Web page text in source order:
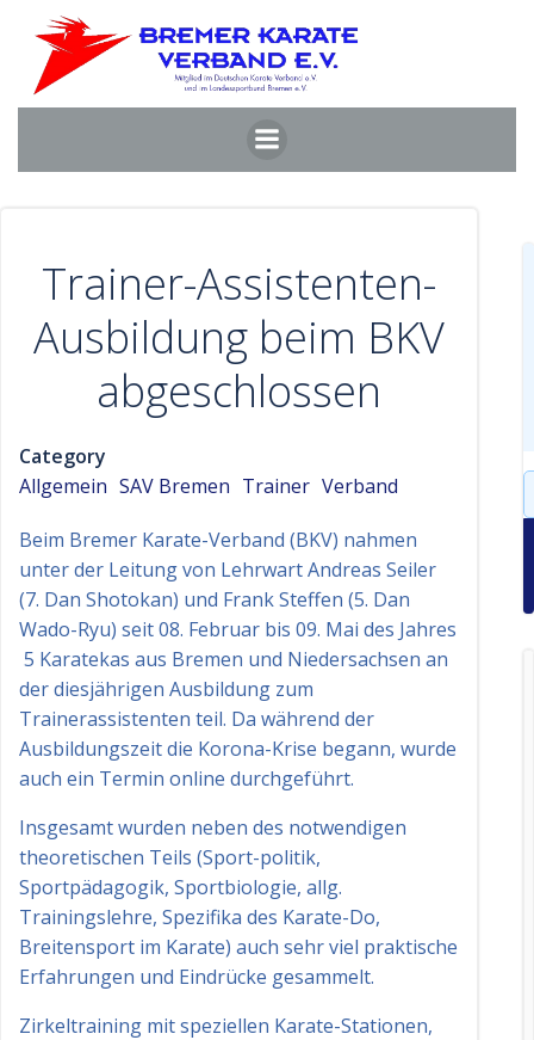
Inhalt
springen
Trainer-Assistenten-
Ausbildung beim BKV
abgeschlossen
Category
Allgemein SAV Bremen Trainer Verband
Beim Bremer Karate-Verband (BKV) nahmen
unter der Leitung von Lehrwart Andreas Seiler
(7. Dan Shotokan) und Frank Steffen (5. Dan
Wado-Ryu) seit 08. Februar bis 09. Mai des Jahres
5 Karatekas aus Bremen und Niedersachsen an
der diesjährigen Ausbildung zum
Trainerassistenten teil. Da während der
Ausbildungszeit die Korona-Krise begann, wurde
auch ein Termin online durchgeführt.
Insgesamt wurden neben des notwendigen
theoretischen Teils (Sport-politik,
Sportpädagogik, Sportbiologie, allg.
Trainingslehre, Spezifika des Karate-Do,
Breitensport im Karate) auch sehr viel praktische
Erfahrungen und Eindrücke gesammelt.
Zirkeltraining mit speziellen Karate-Stationen,